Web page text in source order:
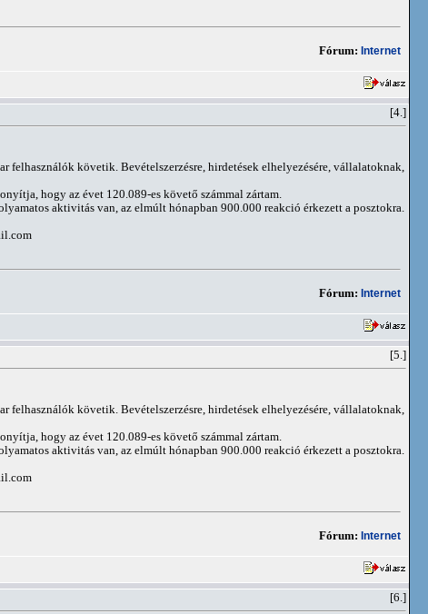
Fórum: Internet
[4.]
felhasználók követik. Bevételszerzésre, hirdetések elhelyezésére, vállalatoknak,
hogy az évet 120.089-es követő számmal zártam.
aktivitás van, az elmúlt hónapban 900.000 reakció érkezett a posztokra.
Fórum: Internet
[5.]
felhasználók követik. Bevételszerzésre, hirdetések elhelyezésére, vállalatoknak,
hogy az évet 120.089-es követő számmal zártam.
aktivitás van, az elmúlt hónapban 900.000 reakció érkezett a posztokra.
Fórum: Internet
[6.]